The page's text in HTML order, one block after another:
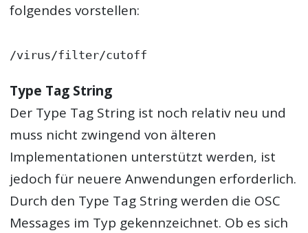
folgendes vorstellen:
/virus/filter/cutoff
Type Tag String
Der Type Tag String ist noch relativ neu und
muss nicht zwingend von älteren
Implementationen unterstützt werden, ist
jedoch für neuere Anwendungen erforderlich.
Durch den Type Tag String werden die OSC
Messages im Typ gekennzeichnet. Ob es sich